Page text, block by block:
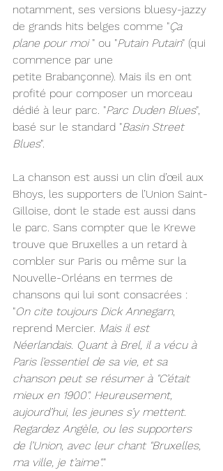
notamment, ses versions bluesy-jazzy
de grands hits belges comme "Ça
plane pour moi " ou "Putain Putain" (qui
commence par une
petite Brabançonne). Mais ils en ont
profité pour composer un morceau
dédié à leur parc. "Parc Duden Blues",
basé sur le standard "Basin Street
Blues".
La chanson est aussi un clin d’œil aux
Bhoys, les supporters de l’Union Saint-
Gilloise, dont le stade est aussi dans
le parc. Sans compter que le Krewe
trouve que Bruxelles a un retard à
combler sur Paris ou même sur la
Nouvelle-Orléans en termes de
chansons qui lui sont consacrées :
"On cite toujours Dick Annegarn,
reprend Mercier. Mais il est
Néerlandais. Quant à Brel, il a vécu à
Paris l’essentiel de sa vie, et sa
chanson peut se résumer à "C’était
mieux en 1900". Heureusement,
aujourd’hui, les jeunes s’y mettent.
Regardez Angèle, ou les supporters
de l’Union, avec leur chant "Bruxelles,
ma ville, je t’aime"."